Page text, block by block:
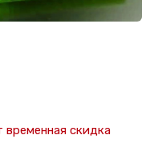
скидка